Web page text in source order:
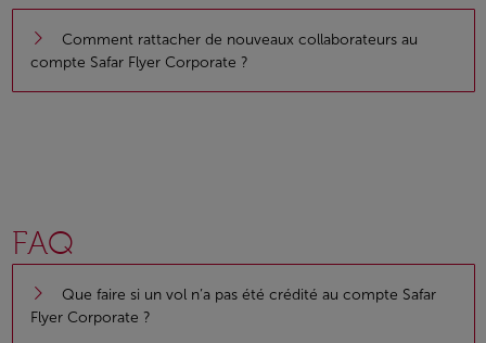
Comment rattacher de nouveaux collaborateurs au
compte Safar Flyer Corporate ?
FAQ
Que faire si un vol n’a pas été crédité au compte Safar
Flyer Corporate ?